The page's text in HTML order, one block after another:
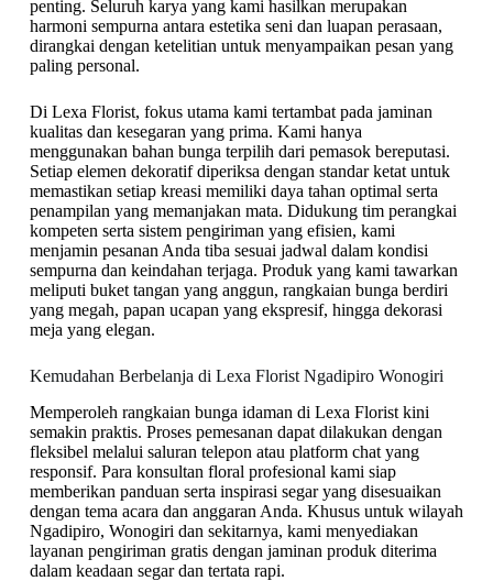
penting. Seluruh karya yang kami hasilkan merupakan
harmoni sempurna antara estetika seni dan luapan perasaan,
dirangkai dengan ketelitian untuk menyampaikan pesan yang
paling personal.
Di Lexa Florist, fokus utama kami tertambat pada jaminan
kualitas dan kesegaran yang prima. Kami hanya
menggunakan bahan bunga terpilih dari pemasok bereputasi.
Setiap elemen dekoratif diperiksa dengan standar ketat untuk
memastikan setiap kreasi memiliki daya tahan optimal serta
penampilan yang memanjakan mata. Didukung tim perangkai
kompeten serta sistem pengiriman yang efisien, kami
menjamin pesanan Anda tiba sesuai jadwal dalam kondisi
sempurna dan keindahan terjaga. Produk yang kami tawarkan
meliputi buket tangan yang anggun, rangkaian bunga berdiri
yang megah, papan ucapan yang ekspresif, hingga dekorasi
meja yang elegan.
Kemudahan Berbelanja di Lexa Florist Ngadipiro Wonogiri
Memperoleh rangkaian bunga idaman di Lexa Florist kini
semakin praktis. Proses pemesanan dapat dilakukan dengan
fleksibel melalui saluran telepon atau platform chat yang
responsif. Para konsultan floral profesional kami siap
memberikan panduan serta inspirasi segar yang disesuaikan
dengan tema acara dan anggaran Anda. Khusus untuk wilayah
Ngadipiro, Wonogiri dan sekitarnya, kami menyediakan
layanan pengiriman gratis dengan jaminan produk diterima
dalam keadaan segar dan tertata rapi.